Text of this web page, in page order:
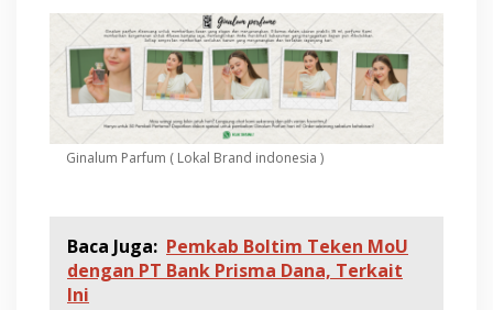
b
a
g
u
Ginalum Parfum ( Lokal Brand indonesia )
Baca Juga: Pemkab Boltim Teken MoU
dengan PT Bank Prisma Dana, Terkait
Ini